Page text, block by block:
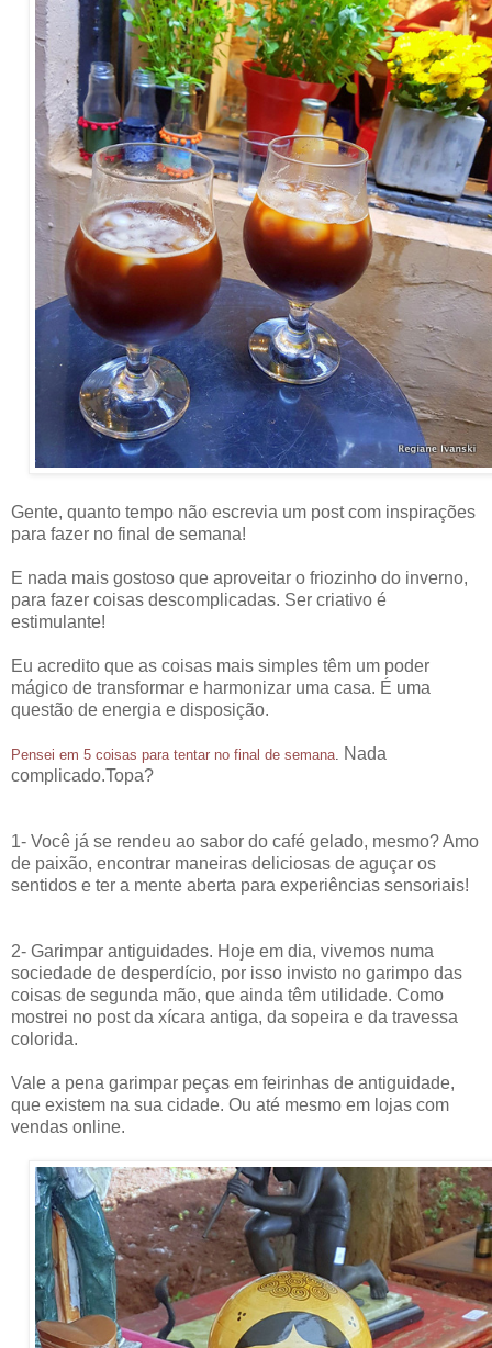
Gente, quanto tempo não escrevia um post com inspirações
para fazer no final de semana!
E nada mais gostoso que aproveitar o friozinho do inverno,
para fazer coisas descomplicadas. Ser criativo é
estimulante!
Eu acredito que as coisas mais simples têm um poder
mágico de transformar e harmonizar uma casa. É uma
questão de energia e disposição.
Pensei em 5 coisas para tentar no final de semana
Nada
complicado.Topa?
1- Você já se rendeu ao sabor do café gelado, mesmo? Amo
de paixão, encontrar maneiras deliciosas de aguçar os
sentidos e ter a mente aberta para experiências sensoriais!
2- Garimpar antiguidades. Hoje em dia, vivemos numa
sociedade de desperdício, por isso invisto no garimpo das
coisas de segunda mão, que ainda têm utilidade. Como
mostrei no post da xícara antiga, da sopeira e da travessa
colorida.
Vale a pena garimpar peças em feirinhas de antiguidade,
que existem na sua cidade. Ou até mesmo em lojas com
vendas online.